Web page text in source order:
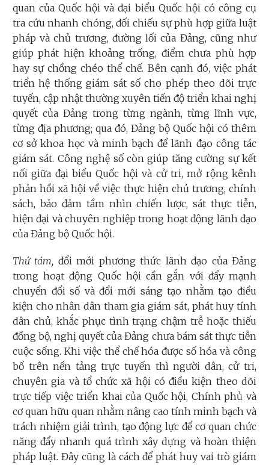
quan của Quốc hội và đại biểu Quốc hội có công cụ
tra cứu nhanh chóng, đối chiếu sự phù hợp giữa luật
pháp và chủ trương, đường lối của Đảng, cũng như
giúp phát hiện khoảng trống, điểm chưa phù hợp
hay sự chồng chéo thể chế. Bên cạnh đó, việc phát
triển hệ thống giám sát số cho phép theo dõi trực
tuyến, cập nhật thường xuyên tiến độ triển khai nghị
quyết của Đảng trong từng ngành, từng lĩnh vực,
từng địa phương; qua đó, Đảng bộ Quốc hội có thêm
cơ sở khoa học và minh bạch để lãnh đạo công tác
giám sát. Công nghệ số còn giúp tăng cường sự kết
nối giữa đại biểu Quốc hội và cử tri, mở rộng kênh
phản hồi xã hội về việc thực hiện chủ trương, chính
sách, bảo đảm tầm nhìn chiến lược, sát thực tiễn,
hiện đại và chuyên nghiệp trong hoạt động lãnh đạo
của Đảng bộ Quốc hội.
Thứ tám, đổi mới phương thức lãnh đạo của Đảng
trong hoạt động Quốc hội cần gắn với đẩy mạnh
chuyển đổi số và đổi mới sáng tạo nhằm tạo điều
kiện cho nhân dân tham gia giám sát, phát huy tính
dân chủ, khắc phục tình trạng chậm trễ hoặc thiếu
đồng bộ, nghị quyết của Đảng chưa bám sát thực tiễn
cuộc sống. Khi việc thể chế hóa được số hóa và công
bố trên nền tảng trực tuyến thì người dân, cử tri,
chuyên gia và tổ chức xã hội có điều kiện theo dõi
trực tiếp việc triển khai của Quốc hội, Chính phủ và
cơ quan hữu quan nhằm nâng cao tính minh bạch và
trách nhiệm giải trình, tạo động lực để cơ quan chức
năng đẩy nhanh quá trình xây dựng và hoàn thiện
pháp luật. Đây cũng là cách để phát huy vai trò giám